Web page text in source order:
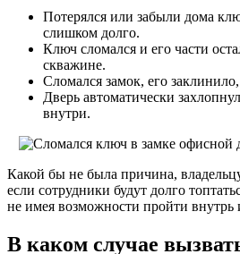
Потерялся или забыли дома
слишком долго.
Ключ сломался и его части
скважине.
Сломался замок, его
Дверь автоматически
внутри.
Какой бы не была причина,
если сотрудники будут долго
не имея возможности пройти внутрь
В каком случае